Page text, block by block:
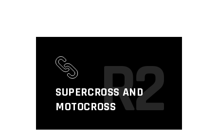
SUPERCROSS AND
MOTOCROSSR2